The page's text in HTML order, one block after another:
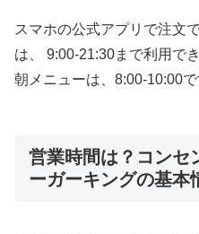
スマホの公式アプリで注文
は、 9:00-21:30まで利用でき
朝メニューは、8:00-10:00で
営業時間は？コンセ
ーガーキングの基本